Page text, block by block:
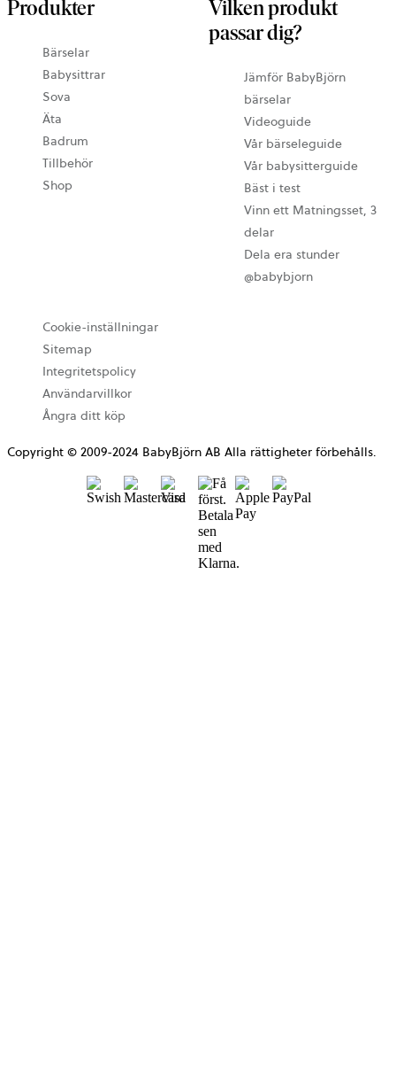
Produkter
Bärselar
Babysittrar
Sova
Äta
Badrum
Tillbehör
Shop
Vilken produkt
passar dig?
Jämför BabyBjörn
bärselar
Videoguide
Vår bärseleguide
Vår babysitterguide
Bäst i test
Vinn ett Matningsset, 3
delar
Dela era stunder
@babybjorn
Cookie-inställningar
Sitemap
Integritetspolicy
Användarvillkor
Ångra ditt köp
Copyright © 2009-2024 BabyBjörn AB Alla rättigheter förbehålls.